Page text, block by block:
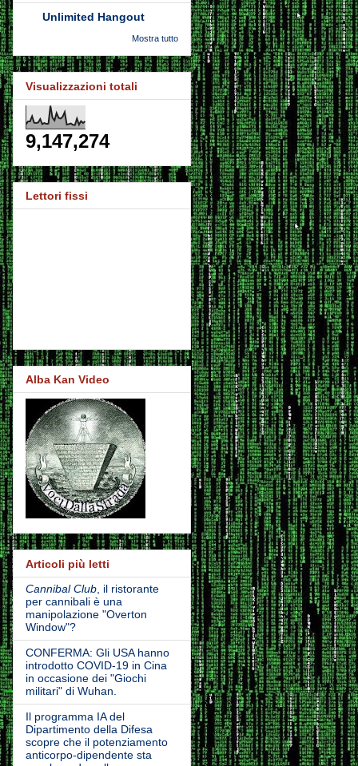
Unlimited Hangout
Mostra tutto
Visualizzazioni totali
9,147,274
Lettori fissi
Alba Kan Video
Articoli più letti
Cannibal Club , il ristorante
per cannibali è una
manipolazione "Overton
Window"?
CONFERMA: Gli USA hanno
introdotto COVID-19 in Cina
in occasione dei "Giochi
militari" di Wuhan.
Il programma IA del
Dipartimento della Difesa
scopre che il potenziamento
anticorpo-dipendente sta